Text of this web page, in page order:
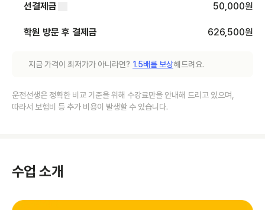
선결제금 50,000원
학원 방문 후 결제금 626,500원
지금 가격이 최저가가 아니라면? 1.5배를 보상해드려요.
운전선생은 정확한 비교 기준을 위해 수강료만을 안내해 드리고 있으며,
따라서 보험비 등 추가 비용이 발생할 수 있습니다.
수업 소개